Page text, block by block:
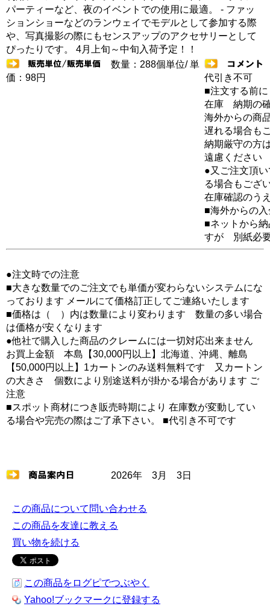
パーティーなど、夜のイベントでの使用に最適。 - ファッ
ションショーなどのランウェイでモデルとして参加する際
や、写真撮影の際にもセンスアップのアクセサリーとして
ぴったりです。 4月上旬～中旬入荷予定！！
数量：288個単位/ 単
価：98円
代引き不可
■注文する前に
在庫 納期の
海外からの商
遅れる場合も
納期厳守の方
遠慮ください
●又ご注文頂
る場合もござ
在庫確認のう
■海外からの
■ネットから
すが 別紙必
●注文時での注意
■大きな数量でのご注文でも単価が変わらないシステムにな
っております メールにて価格訂正してご連絡いたします
■価格は（ ）内は数量により変わります 数量の多い場合
は価格が安くなります
●他社で購入した商品のクレームには一切対応出来ません
お買上金額 本島【30,000円以上】北海道、沖縄、離島
【50,000円以上】1カートンのみ送料無料です 又カートン
の大きさ 個数により別途送料が掛かる場合があります ご
注意
■スポット商材につき販売時期により 在庫数が変動してい
る場合や完売の際はご了承下さい。 ■代引き不可です
2026年 3月 3日
この商品について問い合わせる
この商品を友達に教える
買い物を続ける
この商品をログピでつぶやく
Yahoo!ブックマークに登録する